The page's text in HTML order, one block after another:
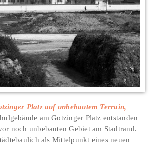
Platz auf unbebautem Terrain,
am Gotzinger Platz entstanden
noch unbebauten Gebiet am Stadtrand.
als Mittelpunkt eines neuen